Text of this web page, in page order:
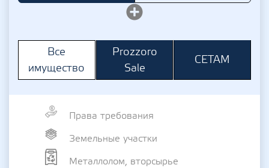
Все
имущество
Prozzoro
Sale
СЕТАМ
Права требования
Земельные участки
Металлолом, вторсырье